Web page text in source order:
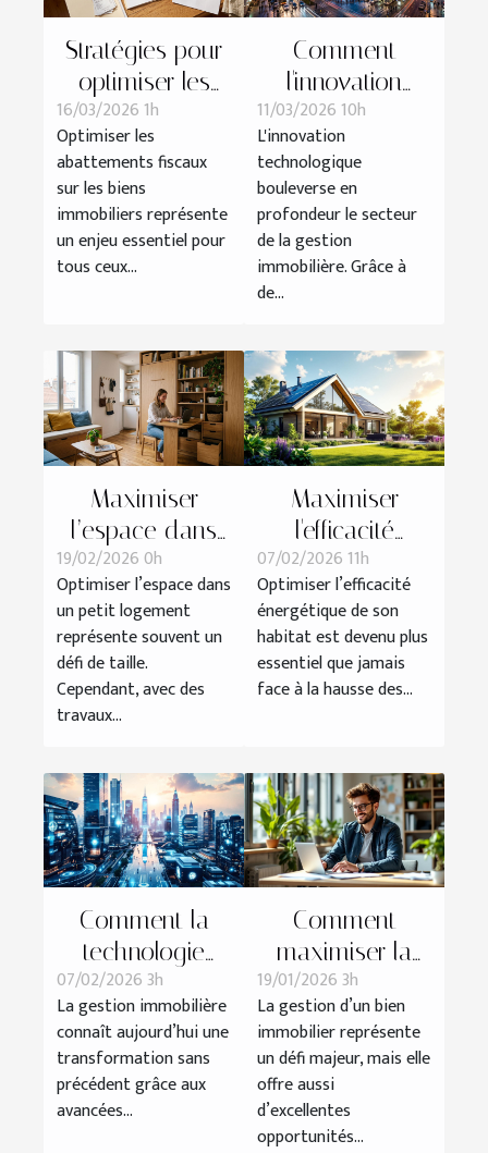
Stratégies pour
optimiser les
abattements
fiscaux sur les
biens
immobiliers
16/03/2026 1h
Optimiser les
abattements fiscaux
sur les biens
immobiliers représente
un enjeu essentiel pour
tous ceux...
Comment
l'innovation
technologique
transforme-t-elle
la gestion
immobilière ?
11/03/2026 10h
L'innovation
technologique
bouleverse en
profondeur le secteur
de la gestion
immobilière. Grâce à
de...
Maximiser
l’espace dans
un petit
logement grâce
à des travaux
astucieux
19/02/2026 0h
Optimiser l’espace dans
un petit logement
représente souvent un
défi de taille.
Cependant, avec des
travaux...
Maximiser
l'efficacité
énergétique de
votre bien pour
réduire les coûts
07/02/2026 11h
Optimiser l’efficacité
énergétique de son
habitat est devenu plus
essentiel que jamais
face à la hausse des...
Comment la
technologie
révolutionne la
gestion
immobilière ?
07/02/2026 3h
La gestion immobilière
connaît aujourd’hui une
transformation sans
précédent grâce aux
avancées...
Comment
maximiser la
rentabilité de
votre bien
immobilier ?
19/01/2026 3h
La gestion d’un bien
immobilier représente
un défi majeur, mais elle
offre aussi
d’excellentes
opportunités...